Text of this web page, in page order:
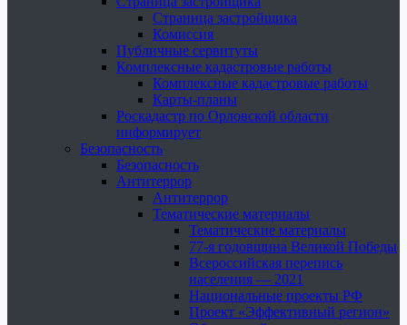
Страница застройщика
Комиссия
Публичные сервитуты
Комплексные кадастровые работы
Комплексные кадастровые работы
Карты-планы
Роскадастр по Орловской области
информирует
Безопасность
Безопасность
Антитеррор
Антитеррор
Тематические материалы
Тематические материалы
77-я годовщина Великой Победы
Всероссийская перепись
населения — 2021
Национальные проекты РФ
Проект «Эффективный регион»